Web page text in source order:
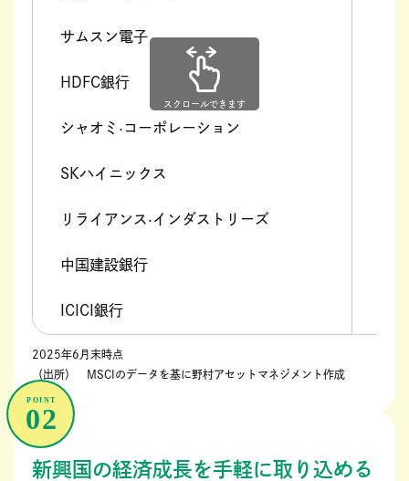
サムスン電子
HDFC銀行
シャオミ·コーポレーション
SKハイニックス
リライアンス·インダストリーズ
中国建設銀行
ICICI銀行
スクロールできます
2025年6月末時点
（出所） MSCIのデータを基に野村アセットマネジメント作成
新興国の経済成長を手軽に取り込める